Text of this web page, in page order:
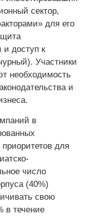
сектор,
для его
и доступ к
Участники
необходимость
и
в
для
число
(40%)
свою
в течение